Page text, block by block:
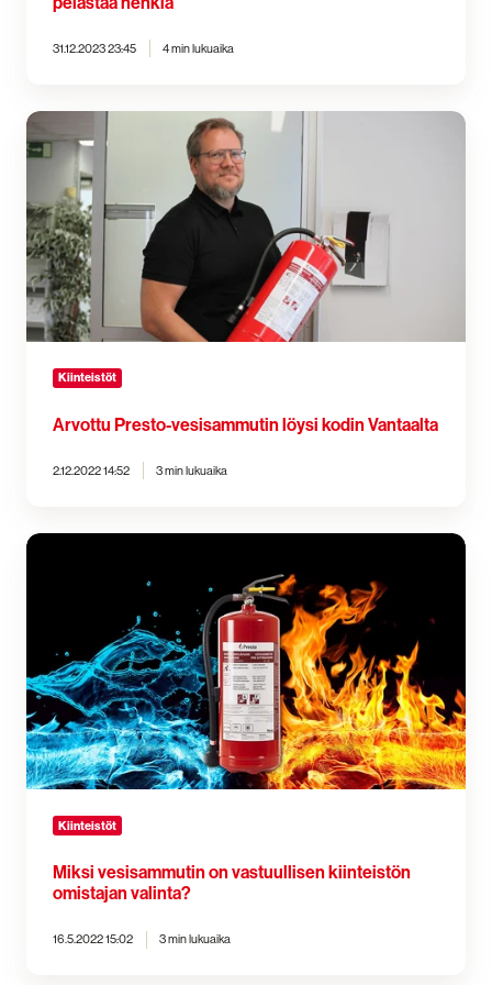
31.12.2023 23:45 4 min lukuaika
Arvottu
Presto-
vesisammutin
kodin
Vantaalta
Kiinteistöt
Arvottu Presto-vesisammutin löysi kodin Vantaalta
2.12.2022 14:52 3 min lukuaika
Miksi
omistajan
valinta?
Kiinteistöt
Miksi vesisammutin on vastuullisen kiinteistön
omistajan valinta?
16.5.2022 15:02 3 min lukuaika